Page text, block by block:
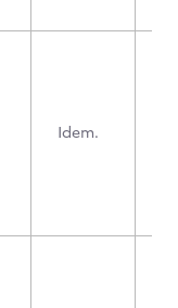
Idem.